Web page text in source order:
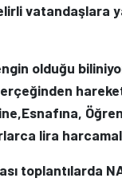
vatandaşlara
olduğu
gerçeğinden
lira
toplantılarda